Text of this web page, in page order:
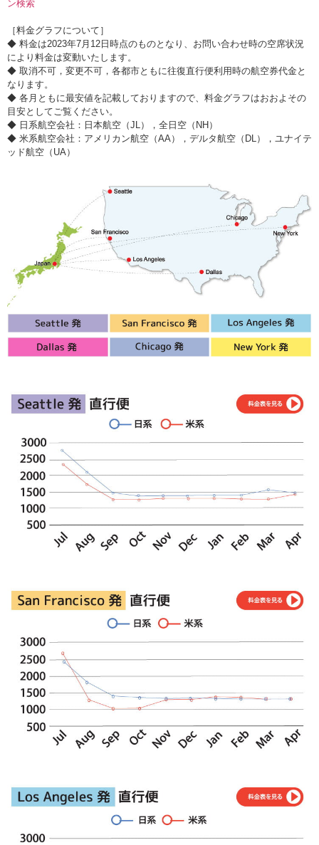
［料金グラフについて］
◆ 料金は2023年7月12日時点のものとなり、お問い合わせ時の空席状況
により料金は変動いたします。
◆ 取消不可，変更不可，各都市ともに往復直行便利用時の航空券代金と
なります。
◆ 各月ともに最安値を記載しておりますので、料金グラフはおおよその
目安としてご覧ください。
◆ 日系航空会社：日本航空（JL），全日空（NH）
◆ 米系航空会社：アメリカン航空（AA），デルタ航空（DL），ユナイテ
ッド航空（UA）